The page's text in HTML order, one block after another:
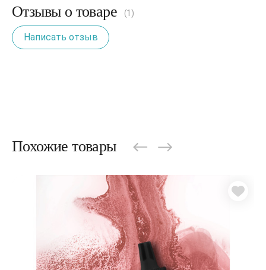
Отзывы о товаре (1)
Написать отзыв
Похожие товары